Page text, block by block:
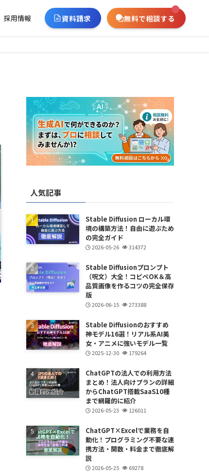
採用情報 資料請求 無料で相談する
人気記事
Stable Diffusion ローカル環
境の構築方法！自由に遊ぶため
の完全ガイド
2026-05-26 314372
Stable Diffusionプロンプト
（呪文）大全！コピペOK＆高
品質画像を作るコツの完全保存
版
2026-06-15 273388
Stable Diffusionのおすすめ
神モデル16選！リアル系AI美
女・アニメに強いモデル一覧
2025-12-30 179264
ChatGPTの法人での利用方法
まとめ！法人向けプランの詳細
からChatGPT搭載SaaS10種
まで網羅的に紹介
2026-05-23 126011
ChatGPT×Excelで業務を自
動化！プログラミング不要な連
携方法・関数・料金まで徹底解
説
2026-05-25 69278